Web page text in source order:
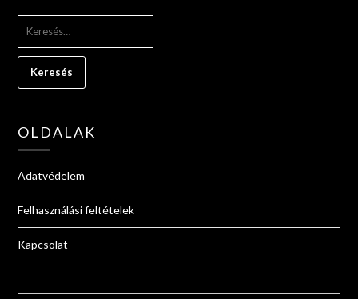
OLDALAK
Adatvédelem
Felhasználási feltételek
Kapcsolat